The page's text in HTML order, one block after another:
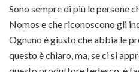
Sono sempre di più le persone
Nomos e che riconoscono gli
Ognuno è giusto che abbia le
questo è chiaro, ma, se ci si